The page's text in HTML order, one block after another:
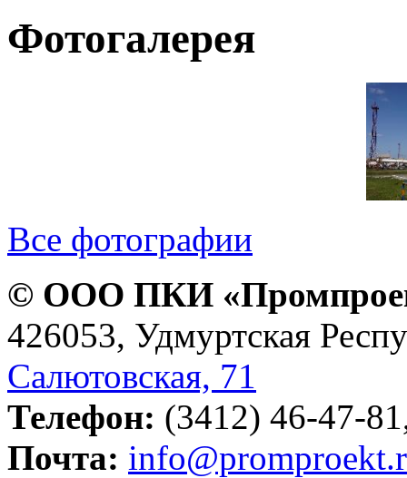
Фотогалерея
Все фотографии
© ООО ПКИ
426053, Удмуртская
Салютовская, 71
Телефон: (3412) 46-47-
Почта: